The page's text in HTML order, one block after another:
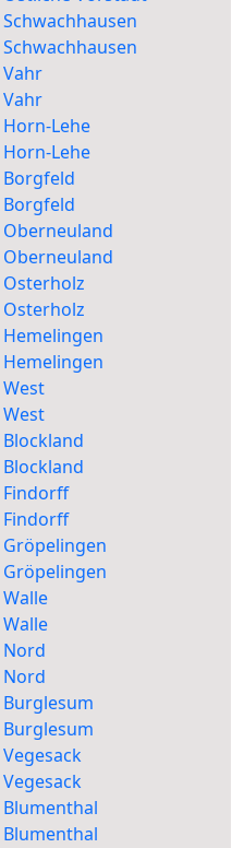
Lehe
Lehe
Findorff
Findorff